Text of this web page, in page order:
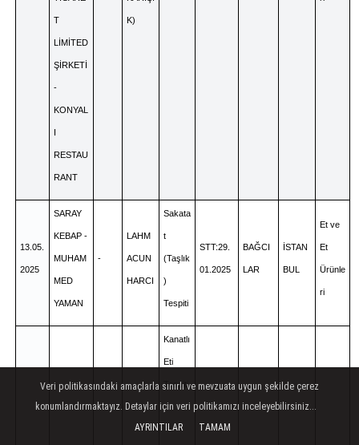
T
LİMİTED
ŞİRKETİ
-
KONYAL
I
RESTAU
RANT
K)
13.05.
2025
SARAY
KEBAP -
MUHAM
MED
YAMAN
-
LAHM
ACUN
HARCI
Sakata
t
(Taşlık
)
Tespiti
STT:29.
01.2025
BAĞCI
LAR
İSTAN
BUL
Et ve
Et
Ürünle
ri
Kanatlı
Eti
Tespiti,
Veri politikasındaki amaçlarla sınırlı ve mevzuata uygun şekilde çerez
konumlandırmaktayız. Detaylar için veri politikamızı inceleyebilirsiniz...
AYRINTILAR
TAMAM